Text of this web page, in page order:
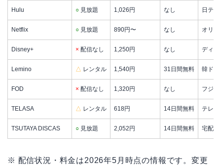
Hulu ○ 見放題 1,026円 なし 日テ
Netflix ○ 見放題 890円〜 なし オリ
Disney+ × 配信なし 1,250円 なし ディズ
Lemino △ レンタル 1,540円 31日間無料 韓ドラ
FOD × 配信なし 1,320円 なし フジ
TELASA △ レンタル 618円 14日間無料 テレ
TSUTAYA DISCAS ○ 見放題 2,052円 14日間無料 宅配
※ 配信状況・料金は2026年5月時点の情報です。変更